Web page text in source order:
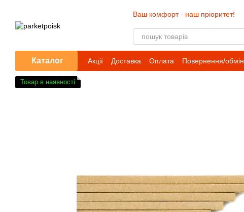
Ваш комфорт - наш пріоритет!
Каталог Акції Доставка Оплата Повернення/обмін
Товар в наявності